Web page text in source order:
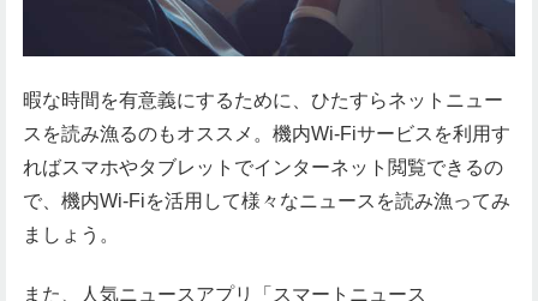
暇な時間を有意義にするために、ひたすらネットニュー
スを読み漁るのもオススメ。機内Wi-Fiサービスを利用す
ればスマホやタブレットでインターネット閲覧できるの
で、機内Wi-Fiを活用して様々なニュースを読み漁ってみ
ましょう。
また、人気ニュースアプリ「スマートニュース